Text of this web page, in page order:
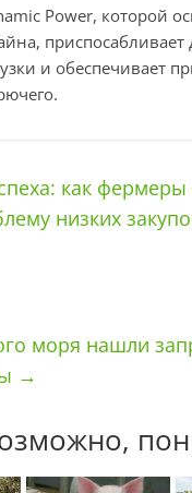
Power, которой
приспосабливает
и обеспечивает
как
низких
моря нашли
→